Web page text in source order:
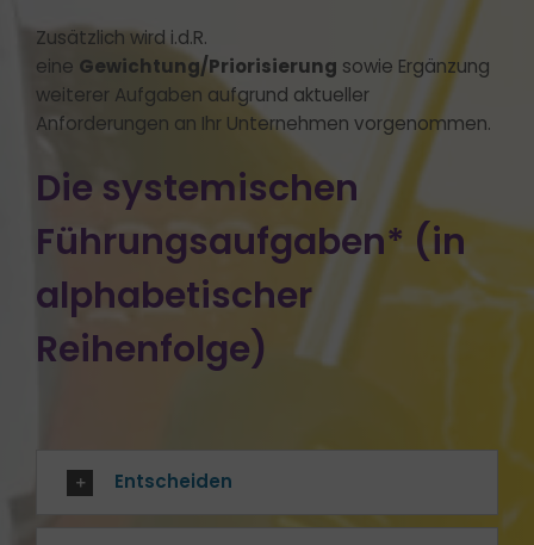
Zusätzlich wird i.d.R.
eine Gewichtung/Priorisierung sowie Ergänzung
weiterer Aufgaben aufgrund aktueller
Anforderungen an Ihr Unternehmen vorgenommen.
Die systemischen
Führungsaufgaben* (in
alphabetischer
Reihenfolge)
Entscheiden